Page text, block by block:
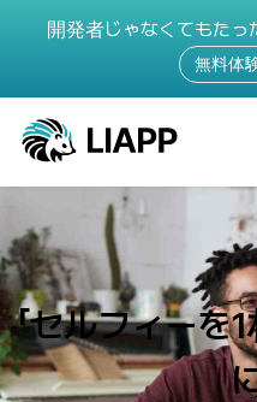
開発者じゃなくてもた
無料体
「セルフィーを